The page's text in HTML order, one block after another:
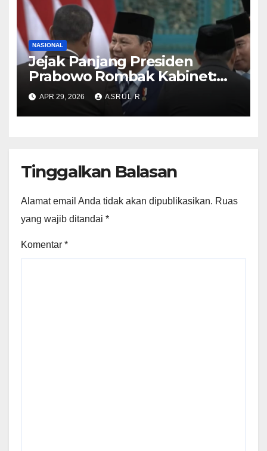
NASIONAL
Jejak Panjang Presiden
Prabowo Rombak Kabinet:
Ganti Mendikti Saintek
sampai Geser Menteri
Lingkungan Hidup
APR 29, 2026 ASRUL R
Tinggalkan Balasan
Alamat email Anda tidak akan dipublikasikan. Ruas
yang wajib ditandai *
Komentar *